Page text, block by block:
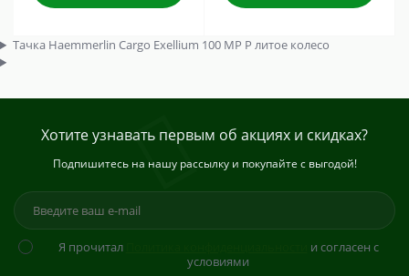
Тачка Haemmerlin Cargo Exellium 100 MP P литое колесо
Хотите узнавать первым об акциях и скидках?
Подпишитесь на нашу рассылку и покупайте с выгодой!
Я прочитал
и согласен с
условиями